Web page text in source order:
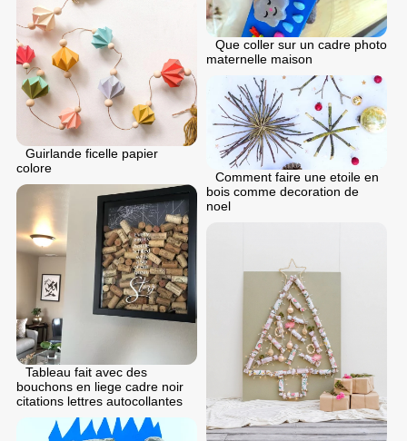
Que coller sur un cadre photo
maternelle maison
Guirlande ficelle papier
colore
Comment faire une etoile en
bois comme decoration de
noel
Tableau fait avec des
bouchons en liege cadre noir
citations lettres autocollantes